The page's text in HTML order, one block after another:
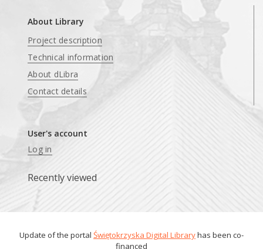
About Library
Project description
Technical information
About dLibra
Contact details
User's account
Log in
Recently viewed
Update of the portal Świętokrzyska Digital Libraryhas been co-
financed